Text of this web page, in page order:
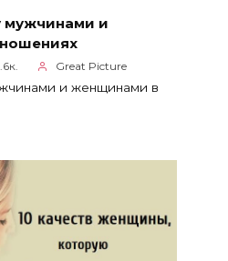
мужчинами и
Great Picture
и женщинами в